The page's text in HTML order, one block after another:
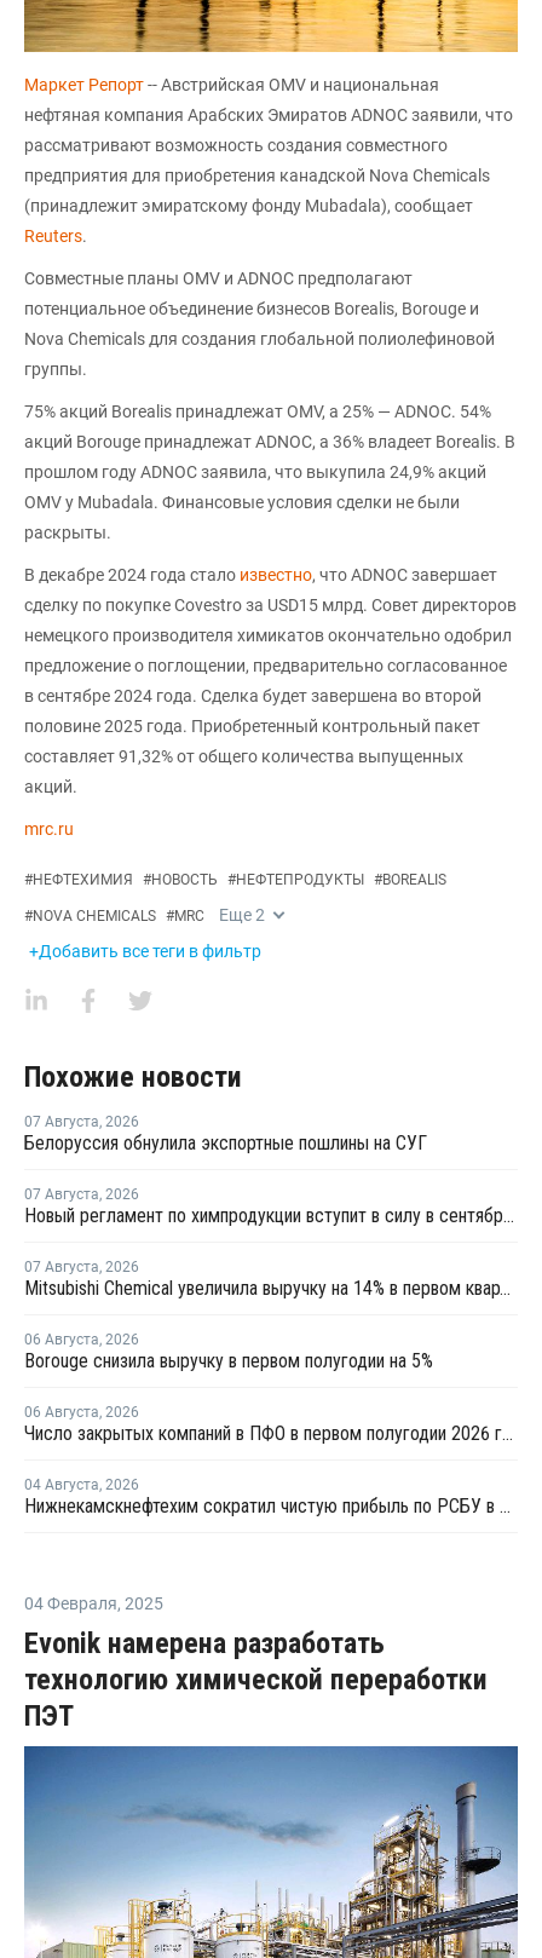
Маркет Репорт-- Австрийская OMV и национальная
нефтяная компания Арабских Эмиратов ADNOC заявили, что
рассматривают возможность создания совместного
предприятия для приобретения канадской Nova Chemicals
(принадлежит эмиратскому фонду Mubadala), сообщает
Reuters.
Совместные планы OMV и ADNOC предполагают
потенциальное объединение бизнесов Borealis, Borouge и
Nova Chemicals для создания глобальной полиолефиновой
группы.
75% акций Borealis принадлежат OMV, а 25% — ADNOC. 54%
акций Borouge принадлежат ADNOC, а 36% владеет Borealis. В
прошлом году ADNOC заявила, что выкупила 24,9% акций
OMV у Mubadala. Финансовые условия сделки не были
раскрыты.
В декабре 2024 года стало известно, что ADNOC завершает
сделку по покупке Covestro за USD15 млрд. Совет директоров
немецкого производителя химикатов окончательно одобрил
предложение о поглощении, предварительно согласованное
в сентябре 2024 года. Сделка будет завершена во второй
половине 2025 года. Приобретенный контрольный пакет
составляет 91,32% от общего количества выпущенных
акций.
mrc.ru
#НЕФТЕХИМИЯ #НОВОСТЬ #НЕФТЕПРОДУКТЫ #BOREALIS
#NOVA CHEMICALS #MRC Еще2
+Добавить все теги в фильтр
Похожие новости
07 Августа, 2026
Белоруссия обнулила экспортные пошлины на СУГ
07 Августа, 2026
Новый регламент по химпродукции вступит в силу в сентябре 2027 года
07 Августа, 2026
Mitsubishi Chemical увеличила выручку на 14% в первом квартале японского финансового года
06 Августа, 2026
Borouge снизила выручку в первом полугодии на 5%
06 Августа, 2026
Число закрытых компаний в ПФО в первом полугодии 2026 года вдвое превысило число новых
04 Августа, 2026
Нижнекамскнефтехим сократил чистую прибыль по РСБУ в 15 раз в первом полугодии
04 Февраля, 2025
Evonik намерена разработать
технологию химической переработки
ПЭТ